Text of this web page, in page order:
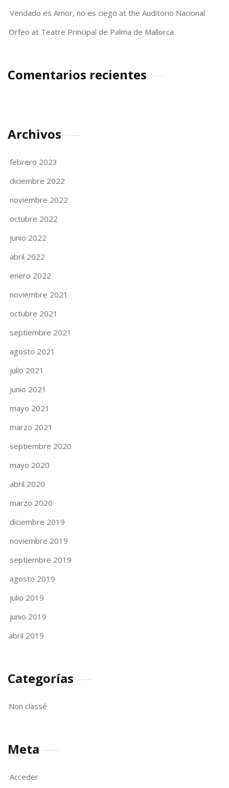
Vendado es Amor, no es ciego at the Auditorio Nacional
Orfeo at Teatre Principal de Palma de Mallorca
Comentarios recientes
Archivos
febrero 2023
diciembre 2022
noviembre 2022
octubre 2022
junio 2022
abril 2022
enero 2022
noviembre 2021
octubre 2021
septiembre 2021
agosto 2021
julio 2021
junio 2021
mayo 2021
marzo 2021
septiembre 2020
mayo 2020
abril 2020
marzo 2020
diciembre 2019
noviembre 2019
septiembre 2019
agosto 2019
julio 2019
junio 2019
abril 2019
Categorías
Non classé
Meta
Acceder